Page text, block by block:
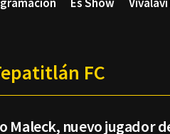
FC
Maleck, nuevo jugador